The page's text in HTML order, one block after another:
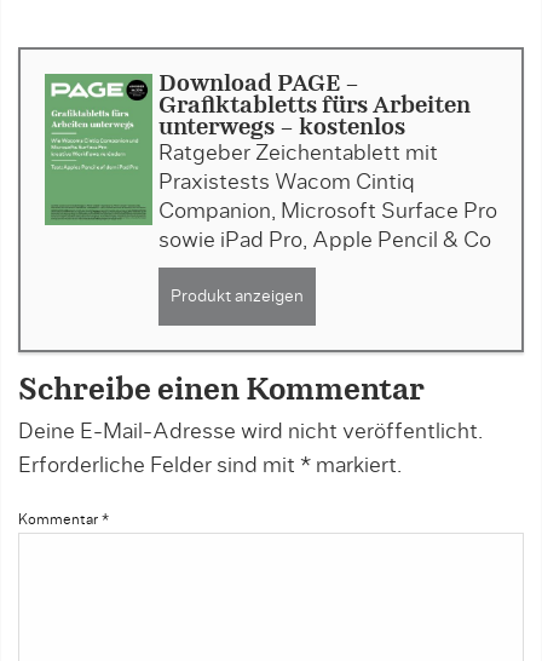
Download PAGE -
Grafiktabletts fürs Arbeiten
unterwegs - kostenlos
Ratgeber Zeichentablett mit
Praxistests Wacom Cintiq
Companion, Microsoft Surface Pro
sowie iPad Pro, Apple Pencil & Co
Produkt anzeigen
Schreibe einen Kommentar
Deine E-Mail-Adresse wird nicht veröffentlicht.
Erforderliche Felder sind mit * markiert.
Kommentar *